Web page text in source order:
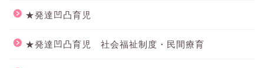
★発達凹凸育児
★発達凹凸育児 社会福祉制度・民間療育